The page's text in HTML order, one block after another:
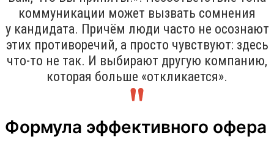
коммуникации может вызвать сомнения
у кандидата. Причём люди часто не осознают
этих противоречий, а просто чувствуют: здесь
что-то не так. И выбирают другую компанию,
которая больше «откликается».
Формула эффективного офера